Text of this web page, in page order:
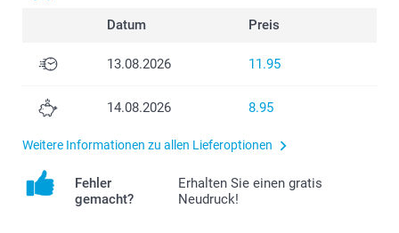
Datum Preis
13.08.2026 11.95
14.08.2026 8.95
Weitere Informationen zu allen Lieferoptionen
Fehler
gemacht?
Erhalten Sie einen gratis
Neudruck!